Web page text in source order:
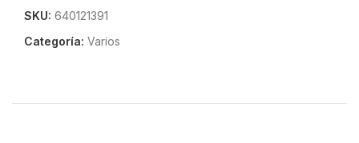
SKU: 640121391
Categoría: Varios